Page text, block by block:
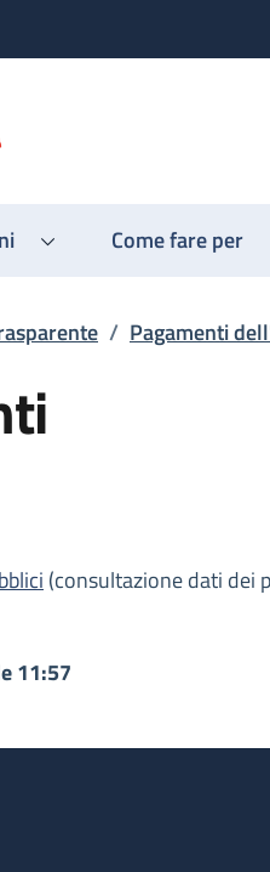
Come fare per
/ Pagamenti
(consultazione dati dei
11:57